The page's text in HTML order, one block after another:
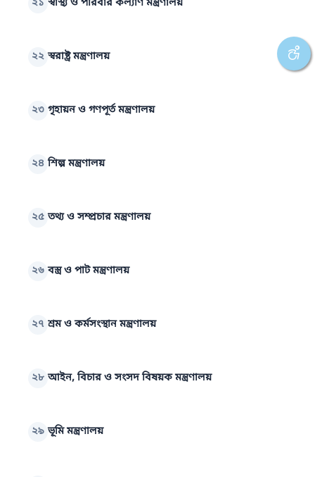
২১ স্বাস্থ্য ও পরিবার কল্যাণ মন্ত্রণালয়
২২ স্বরাষ্ট্র মন্ত্রণালয়
২৩ গৃহায়ন ও গণপূর্ত মন্ত্রণালয়
২৪ শিল্প মন্ত্রণালয়
২৫ তথ্য ও সম্প্রচার মন্ত্রণালয়
২৬ বস্ত্র ও পাট মন্ত্রণালয়
২৭ শ্রম ও কর্মসংস্থান মন্ত্রণালয়
২৮ আইন, বিচার ও সংসদ বিষয়ক মন্ত্রণালয়
২৯ ভূমি মন্ত্রণালয়